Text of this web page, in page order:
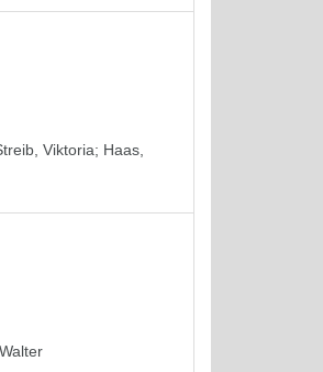
Viktoria; Haas,